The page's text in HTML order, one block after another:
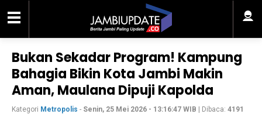
Bukan Sekadar Program! Kampung
Bahagia Bikin Kota Jambi Makin
Aman, Maulana Dipuji Kapolda
Kategori Metropolis - Senin, 25 Mei 2026 - 13:16:47 WIB | Dibaca: 4191